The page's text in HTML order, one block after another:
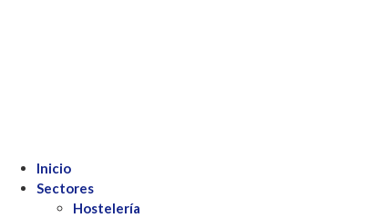
Inicio
Sectores
Hostelería